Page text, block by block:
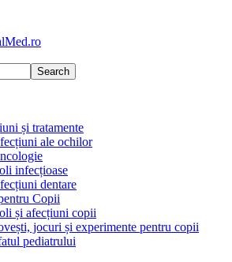
și tratamente
ale ochilor
infecțioase
dentare
Copii
și afecțiuni copii
jocuri și experimente pentru copii
pediatrului